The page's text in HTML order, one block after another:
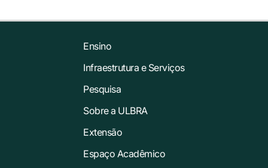
Ensino
Infraestrutura e Serviços
Pesquisa
Sobre a ULBRA
Extensão
Espaço Acadêmico